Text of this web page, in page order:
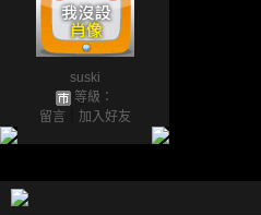
suski
等級：
留言
加入好友